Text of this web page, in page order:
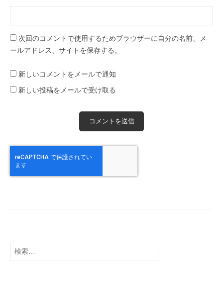
次回のコメントで使用するためブラウザーに自分の名前、メ
ールアドレス、サイトを保存する。
新しいコメントをメールで通知
新しい投稿をメールで受け取る
検